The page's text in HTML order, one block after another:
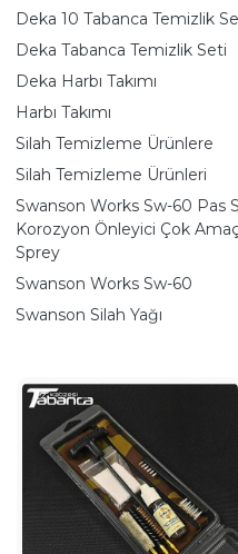
Deka 10 Tabanca Temizlik
Deka Tabanca Temizlik Seti
Deka Harbı Takımı
Harbı Takımı
Silah Temizleme Ürünlere
Silah Temizleme Ürünleri
Swanson Works Sw-60 Pas
Korozyon Önleyici Çok
Sprey
Swanson Works Sw-60
Swanson Silah Yağı